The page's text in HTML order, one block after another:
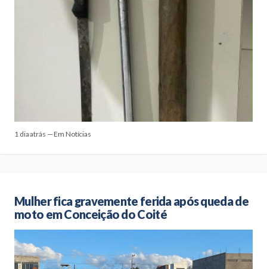
1 dia atrás — Em Notícias
Mulher fica gravemente ferida após queda de
moto em Conceição do Coité